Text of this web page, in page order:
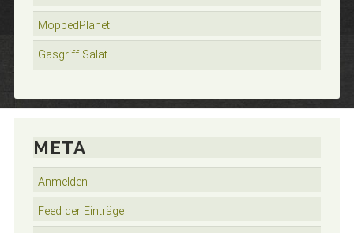
MoppedPlanet
Gasgriff Salat
META
Anmelden
Feed der Einträge